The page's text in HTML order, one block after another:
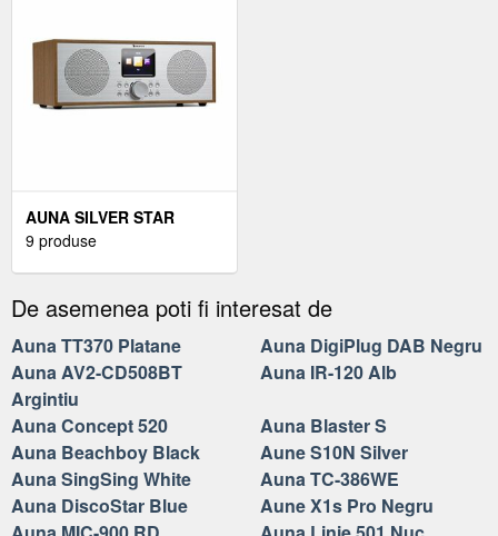
AUNA SILVER STAR
STEREO
9 produse
De asemenea poti fi interesat de
Auna TT370 Platane
Auna DigiPlug DAB Negru
Auna AV2-CD508BT
Argintiu
Auna IR-120 Alb
Auna Concept 520
Auna Blaster S
Auna Beachboy Black
Aune S10N Silver
Auna SingSing White
Auna TC-386WE
Auna DiscoStar Blue
Aune X1s Pro Negru